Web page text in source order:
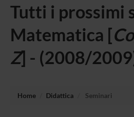
Tutti i prossimi
Matematica [
Z] - (2008/
Home Didattica Seminari